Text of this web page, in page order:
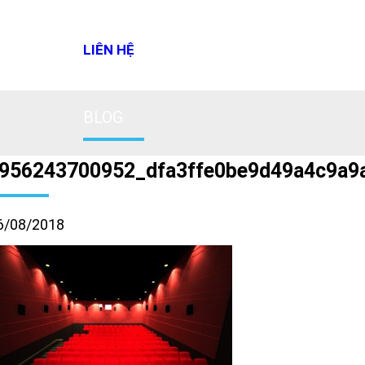
LIÊN HỆ
08/2018